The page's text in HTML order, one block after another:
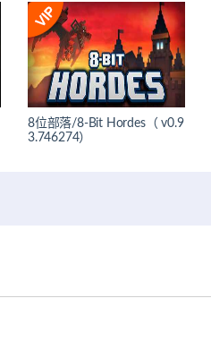
8位部落/8-Bit Hordes（ v0.9
3.746274）